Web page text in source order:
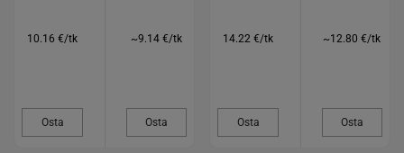
10.16 €/tk
Osta
~9.14 €/tk
Osta
14.22 €/tk
Osta
~12.80 €/tk
Osta